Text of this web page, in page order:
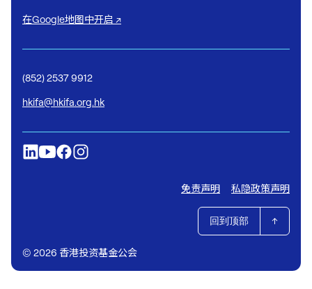
在Google地图中开启 ↗
(852) 2537 9912
hkifa@hkifa.org.hk
© 2026 香港投资基金公会
免责声明 私隐政策声明
回到顶部